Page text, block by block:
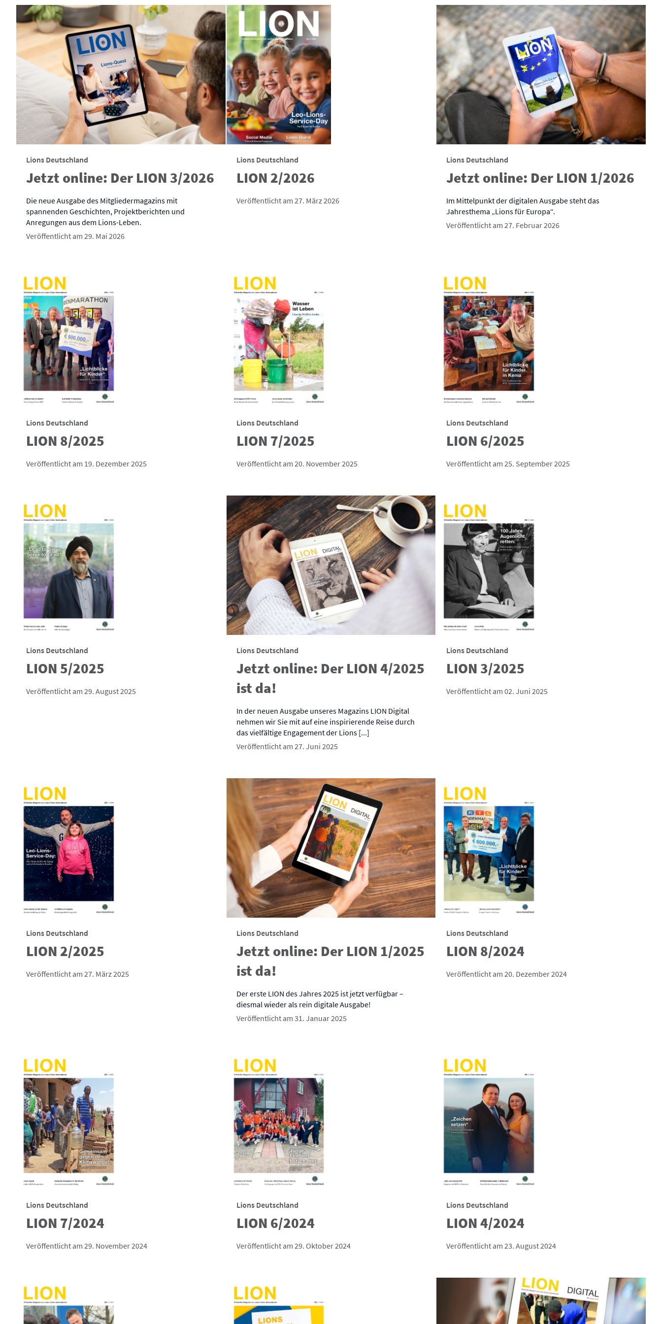
Lions Deutschland
Jetzt online: Der LION 3/2026
Die neue Ausgabe des Mitgliedermagazins mit
spannenden Geschichten, Projektberichten und
Anregungen aus dem Lions-Leben.
Veröffentlicht am 29. Mai 2026
Lions Deutschland
LION 2/2026
Veröffentlicht am 27. März 2026
Lions Deutschland
Jetzt online: Der LION 1/2026
Im Mittelpunkt der digitalen Ausgabe steht das
Jahresthema „Lions für Europa“.
Veröffentlicht am 27. Februar 2026
Lions Deutschland
LION 8/2025
Veröffentlicht am 19. Dezember 2025
Lions Deutschland
LION 7/2025
Veröffentlicht am 20. November 2025
Lions Deutschland
LION 6/2025
Veröffentlicht am 25. September 2025
Lions Deutschland
LION 5/2025
Veröffentlicht am 29. August 2025
Lions Deutschland
Jetzt online: Der LION 4/2025
ist da!
In der neuen Ausgabe unseres Magazins LION Digital
nehmen wir Sie mit auf eine inspirierende Reise durch
das vielfältige Engagement der Lions [...]
Veröffentlicht am 27. Juni 2025
Lions Deutschland
LION 3/2025
Veröffentlicht am 02. Juni 2025
Lions Deutschland
LION 2/2025
Veröffentlicht am 27. März 2025
Lions Deutschland
Jetzt online: Der LION 1/2025
ist da!
Der erste LION des Jahres 2025 ist jetzt verfügbar –
diesmal wieder als rein digitale Ausgabe!
Veröffentlicht am 31. Januar 2025
Lions Deutschland
LION 8/2024
Veröffentlicht am 20. Dezember 2024
Lions Deutschland
LION 7/2024
Veröffentlicht am 29. November 2024
Lions Deutschland
LION 6/2024
Veröffentlicht am 29. Oktober 2024
Lions Deutschland
LION 4/2024
Veröffentlicht am 23. August 2024